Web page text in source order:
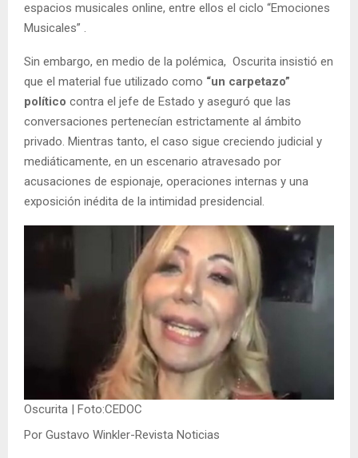
espacios musicales online, entre ellos el ciclo “Emociones
Musicales” .
Sin embargo, en medio de la polémica, Oscurita insistió en
que el material fue utilizado como “un carpetazo”
político contra el jefe de Estado y aseguró que las
conversaciones pertenecían estrictamente al ámbito
privado. Mientras tanto, el caso sigue creciendo judicial y
mediáticamente, en un escenario atravesado por
acusaciones de espionaje, operaciones internas y una
exposición inédita de la intimidad presidencial.
Oscurita | Foto:CEDOC
Por Gustavo Winkler-Revista Noticias